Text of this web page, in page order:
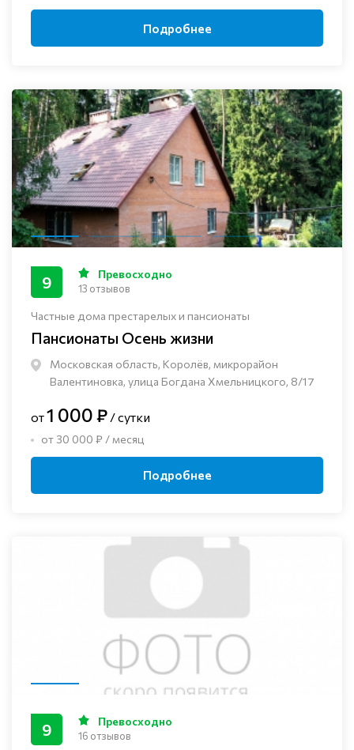
Подробнее
Частные дома престарелых и пансионаты
Пансионаты Осень жизни
Московская область, Королёв, микрорайон
Валентиновка, улица Богдана Хмельницкого, 8/17
9 Превосходно
13 отзывов
от1 000 ₽ / сутки
от 30 000 ₽ / месяц
Подробнее
9 Превосходно
16 отзывов